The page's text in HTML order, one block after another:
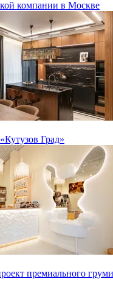
компании в Москве
Град»
премиального